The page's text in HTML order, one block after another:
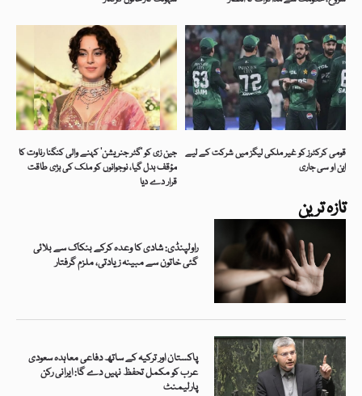
تازہ ترین
راولپنڈی: شادی کا وعدہ کرکے بنکاک سے بلائی
گئی خاتون سے مبینہ زیادتی، ملزم گرفتار
پاکستان اور ترکیہ کے ساتھ دفاعی معاہدہ سعودی
عرب کو مکمل تحفظ نہیں دے گا: ایرانی رکن
پارلیمنٹ
جین زی کو ’گٹر جنریشن‘ کہنے والی کنگنا رناوت کا
مؤقف بدل گیا، نوجوانوں کو ملک کی بڑی طاقت
قرار دے دیا
قومی کرکٹرز کو غیر ملکی لیگز میں شرکت کے لیے
این او سی جاری